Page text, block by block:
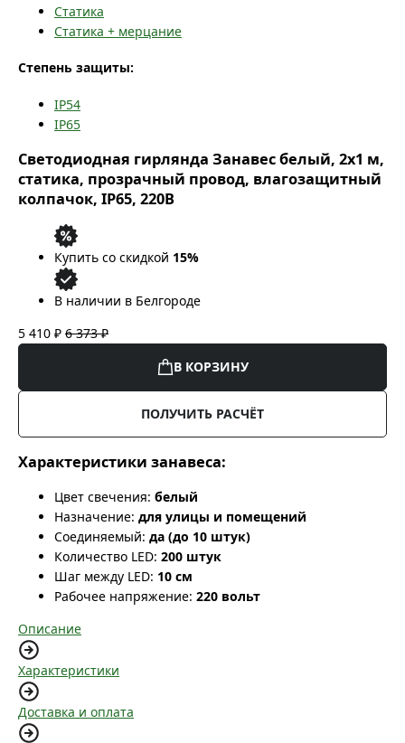
Статика
Статика + мерцание
Степень защиты:
IP54
IP65
Светодиодная гирлянда Занавес белый, 2x1 м,
статика, прозрачный провод, влагозащитный
колпачок, IP65, 220В
Купить со скидкой 15%
В наличии в Белгороде
5 410 ₽ 6 373 ₽
В КОРЗИНУ
ПОЛУЧИТЬ РАСЧЁТ
Характеристики занавеса:
Цвет свечения: белый
Назначение: для улицы и помещений
Соединяемый: да (до 10 штук)
Количество LED: 200 штук
Шаг между LED: 10 см
Рабочее напряжение: 220 вольт
Описание
Характеристики
Доставка и оплата